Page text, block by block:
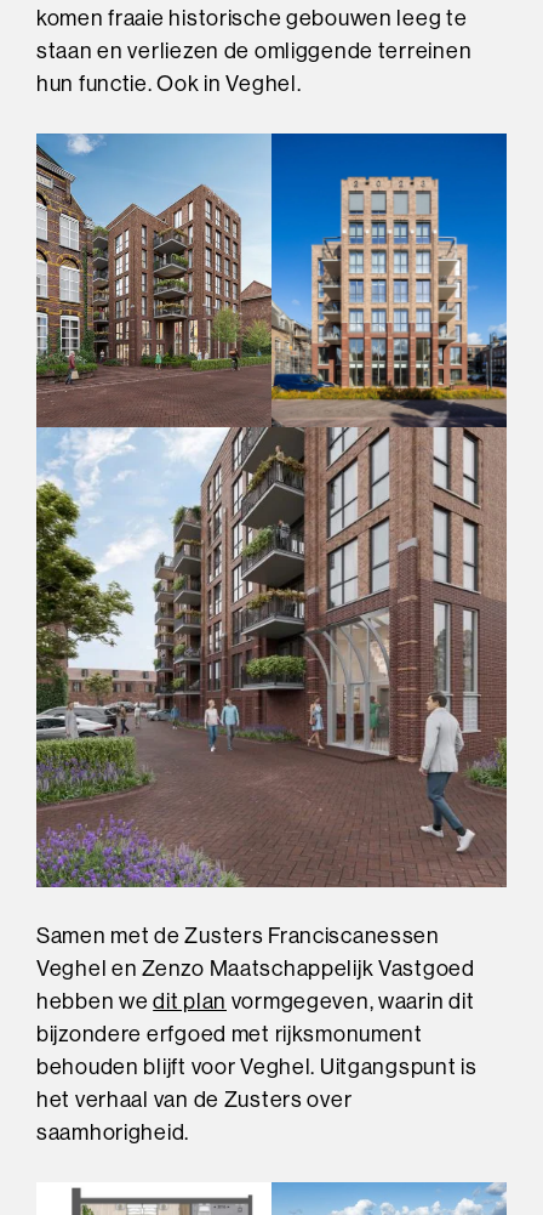
komen fraaie historische gebouwen leeg te
staan en verliezen de omliggende terreinen
hun functie. Ook in Veghel.
Samen met de Zusters Franciscanessen
Veghel en Zenzo Maatschappelijk Vastgoed
hebben wedit plan vormgegeven, waarin dit
bijzondere erfgoed met rijksmonument
behouden blijft voor Veghel. Uitgangspunt is
het verhaal van de Zusters over
saamhorigheid.